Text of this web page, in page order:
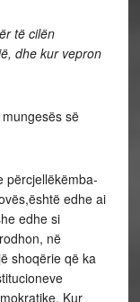
të cilën
dhe kur vepron
së
përcjellëkëmba-
edhe ai
edhe si
në
shoqërie që ka
Kur